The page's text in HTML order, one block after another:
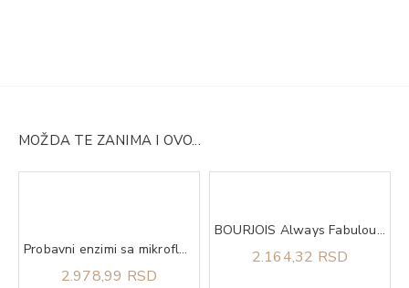
MOŽDA TE ZANIMA I OVO...
Probavni enzimi sa mikroflorom caps 50 TERRANOVA
2.978,99 RSD
BOURJOIS Always Fabulous Foundation 210
2.164,32 RSD